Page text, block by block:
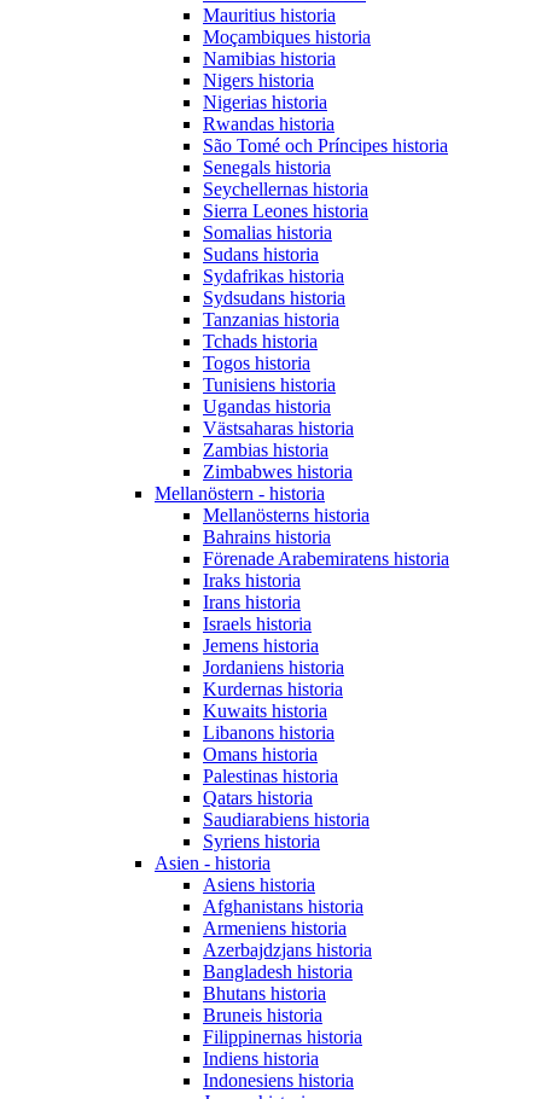
Mauritius historia
Moçambiques historia
Namibias historia
Nigers historia
Nigerias historia
Rwandas historia
São Tomé och Príncipes historia
Senegals historia
Seychellernas historia
Sierra Leones historia
Somalias historia
Sudans historia
Sydafrikas historia
Sydsudans historia
Tanzanias historia
Tchads historia
Togos historia
Tunisiens historia
Ugandas historia
Västsaharas historia
Zambias historia
Zimbabwes historia
Mellanöstern - historia
Mellanösterns historia
Bahrains historia
Förenade Arabemiratens historia
Iraks historia
Irans historia
Israels historia
Jemens historia
Jordaniens historia
Kurdernas historia
Kuwaits historia
Libanons historia
Omans historia
Palestinas historia
Qatars historia
Saudiarabiens historia
Syriens historia
Asien - historia
Asiens historia
Afghanistans historia
Armeniens historia
Azerbajdzjans historia
Bangladesh historia
Bhutans historia
Bruneis historia
Filippinernas historia
Indiens historia
Indonesiens historia